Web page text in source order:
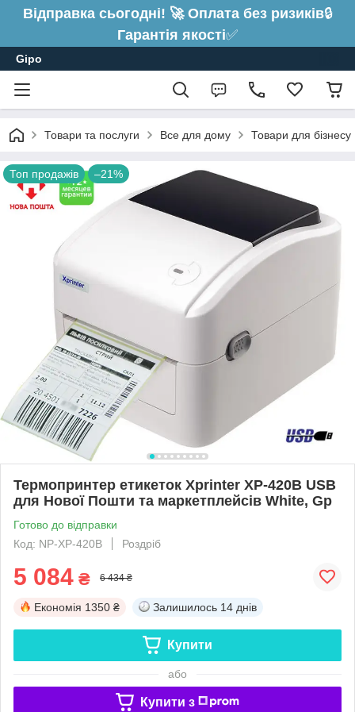
Відправка сьогодні! 🚀 Оплата без ризиків🔒
Гарантія якості✅
Gipo
Товари та послуги Все для дому Товари для бізнесу
Топ продажів –21%
Термопринтер етикеток Xprinter XP-420B USB
для Нової Пошти та маркетплейсів White, Gp
Готово до відправки
Код: NP-XP-420B
Роздріб
5 084 ₴ 6 434 ₴
Економія 1350 ₴ Залишилось 14 днів
Купити
або
Купити з